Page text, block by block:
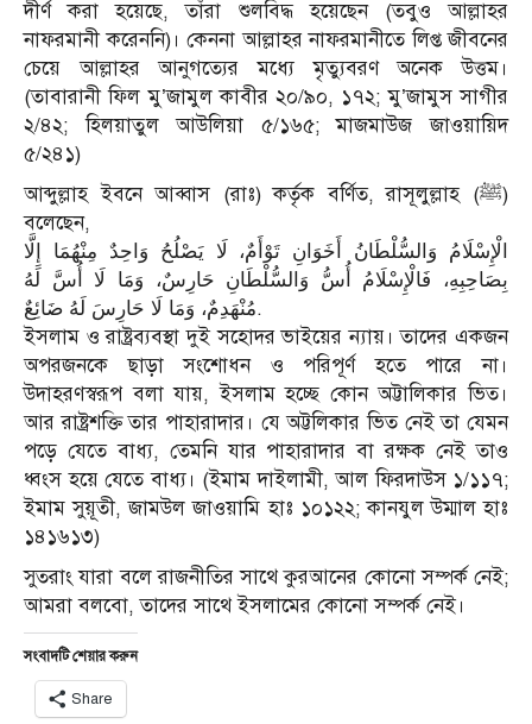
দীর্ণ করা হয়েছে, তাঁরা শুলবিদ্ধ হয়েছেন (তবুও আল্লাহর
নাফরমানী করেননি)। কেননা আল্লাহর নাফরমানীতে লিপ্ত জীবনের
চেয়ে আল্লাহর আনুগত্যের মধ্যে মৃত্যুবরণ অনেক উত্তম।
(তাবারানী ফিল মু’জামুল কাবীর ২০/৯০, ১৭২; মু’জামুস সাগীর
২/৪২; হিলয়াতুল আউলিয়া ৫/১৬৫; মাজমাউজ জাওয়ায়িদ
৫/২৪১)
আব্দুল্লাহ ইবনে আব্বাস (রাঃ) কর্তৃক বর্ণিত, রাসূলুল্লাহ (ﷺ)
বলেছেন,
الْإِسْلَامُ وَالسُّلْطَانُ أَخَوَانِ تَوْأَمٌ، لَا يَصْلُحُ وَاحِدٌ مِنْهُمَا إِلَّا
بِصَاحِبِهِ، فَالْإِسْلَامُ أُسُّ وَالسُّلْطَانِ حَارِسٌ، وَمَا لَا أُسَّ لَهُ
مُنْهَدِمٌ، وَمَا لَا حَارِسَ لَهُ ضَائِعٌ.
ইসলাম ও রাষ্ট্রব্যবস্থা দুই সহোদর ভাইয়ের ন্যায়। তাদের একজন
অপরজনকে ছাড়া সংশোধন ও পরিপূর্ণ হতে পারে না।
উদাহরণস্বরূপ বলা যায়, ইসলাম হচ্ছে কোন অট্টালিকার ভিত।
আর রাষ্ট্রশক্তি তার পাহারাদার। যে অট্টলিকার ভিত নেই তা যেমন
পড়ে যেতে বাধ্য, তেমনি যার পাহারাদার বা রক্ষক নেই তাও
ধ্বংস হয়ে যেতে বাধ্য। (ইমাম দাইলামী, আল ফিরদাউস ১/১১৭;
ইমাম সুয়ূতী, জামউল জাওয়ামি হাঃ ১০১২২; কানযুল উম্মাল হাঃ
১৪১৬১৩)
সুতরাং যারা বলে রাজনীতির সাথে কুরআনের কোনো সম্পর্ক নেই;
আমরা বলবো, তাদের সাথে ইসলামের কোনো সম্পর্ক নেই।
সংবাদটি শেয়ার করুন
Share